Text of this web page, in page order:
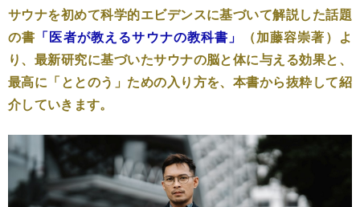
サウナを初めて科学的エビデンスに基づいて解説した話題
の書 「医者が教えるサウナの教科書」
（加藤容崇著）よ
り、最新研究に基づいたサウナの脳と体に与える効果と、
最高に「ととのう」ための入り方を、本書から抜粋して紹
介していきます。